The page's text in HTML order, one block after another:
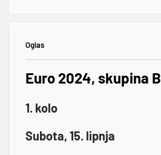
Oglas
Euro 2024, skupina B
1. kolo
Subota, 15. lipnja